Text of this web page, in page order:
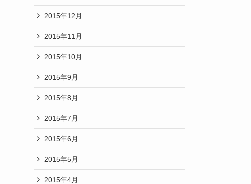
2015年12月
2015年11月
2015年10月
2015年9月
2015年8月
2015年7月
2015年6月
2015年5月
2015年4月